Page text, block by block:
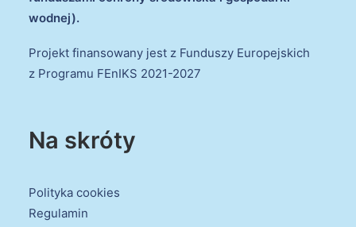
wodnej).
Projekt finansowany jest z Funduszy Europejskich
z Programu FEnIKS 2021-2027
Na skróty
Polityka cookies
Regulamin